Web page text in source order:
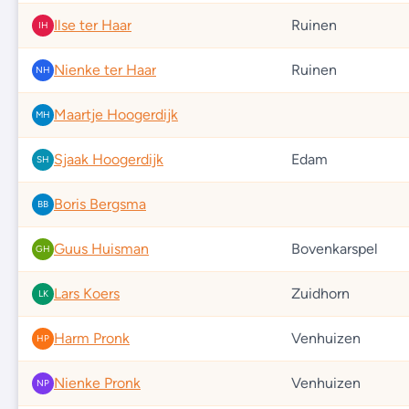
IH Ilse ter Haar Ruinen
NH Nienke ter Haar Ruinen
MH Maartje Hoogerdijk
SH Sjaak Hoogerdijk Edam
BB Boris Bergsma
GH Guus Huisman Bovenkarspel
LK Lars Koers Zuidhorn
HP Harm Pronk Venhuizen
NP Nienke Pronk Venhuizen